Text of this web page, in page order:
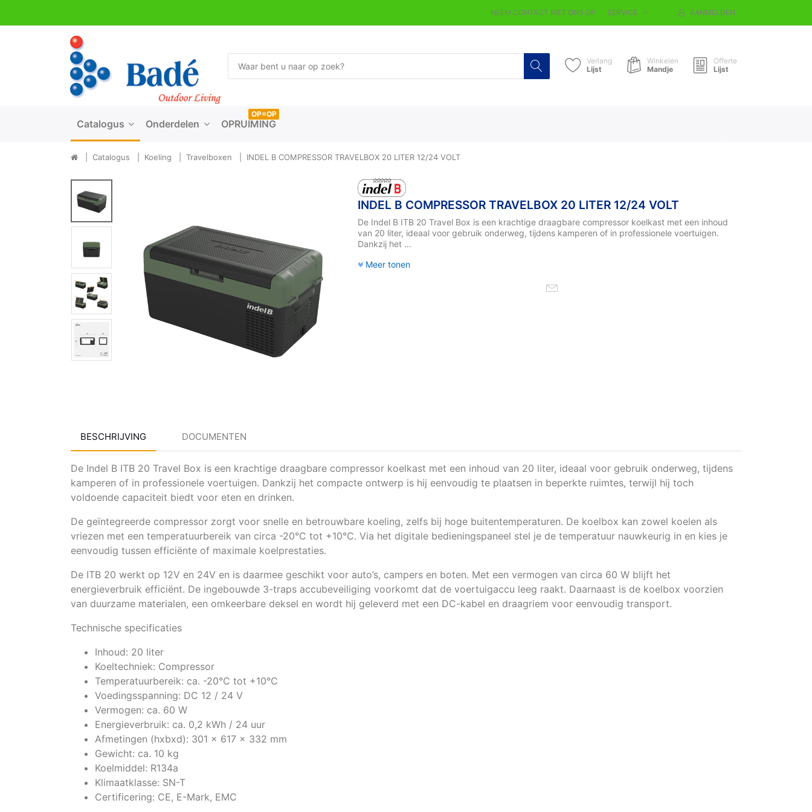
NEEM CONTACT MET ONS OP SERVICE AANMELDEN
Verlang
Lijst
Winkelen
Mandje
Offerte
Lijst
Catalogus Onderdelen OPRUIMING
OP=OP
Catalogus Koeling Travelboxen INDEL B COMPRESSOR TRAVELBOX 20 LITER 12/24 VOLT
INDEL B COMPRESSOR TRAVELBOX 20 LITER 12/24 VOLT
De Indel B ITB 20 Travel Box is een krachtige draagbare compressor koelkast met een inhoud
van 20 liter, ideaal voor gebruik onderweg, tijdens kamperen of in professionele voertuigen.
Dankzij het ...
Meer tonen
BESCHRIJVING DOCUMENTEN
De Indel B ITB 20 Travel Box is een krachtige draagbare compressor koelkast met een inhoud van 20 liter, ideaal voor gebruik onderweg, tijdens
kamperen of in professionele voertuigen. Dankzij het compacte ontwerp is hij eenvoudig te plaatsen in beperkte ruimtes, terwijl hij toch
voldoende capaciteit biedt voor eten en drinken.
De geïntegreerde compressor zorgt voor snelle en betrouwbare koeling, zelfs bij hoge buitentemperaturen. De koelbox kan zowel koelen als
vriezen met een temperatuurbereik van circa -20°C tot +10°C. Via het digitale bedieningspaneel stel je de temperatuur nauwkeurig in en kies je
eenvoudig tussen efficiënte of maximale koelprestaties.
De ITB 20 werkt op 12V en 24V en is daarmee geschikt voor auto’s, campers en boten. Met een vermogen van circa 60 W blijft het
energieverbruik efficiënt. De ingebouwde 3-traps accubeveiliging voorkomt dat de voertuigaccu leeg raakt. Daarnaast is de koelbox voorzien
van duurzame materialen, een omkeerbare deksel en wordt hij geleverd met een DC-kabel en draagriem voor eenvoudig transport.
Technische specificaties
Inhoud: 20 liter
Koeltechniek: Compressor
Temperatuurbereik: ca. -20°C tot +10°C
Voedingsspanning: DC 12 / 24 V
Vermogen: ca. 60 W
Energieverbruik: ca. 0,2 kWh / 24 uur
Afmetingen (hxbxd): 301 x 617 x 332 mm
Gewicht: ca. 10 kg
Koelmiddel: R134a
Klimaatklasse: SN-T
Certificering: CE, E-Mark, EMC